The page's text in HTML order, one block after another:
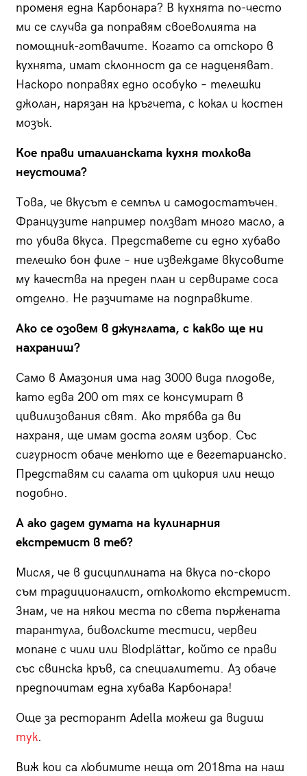
променя една Карбонара? В кухнята по-често
ми се случва да поправям своеволията на
помощник-готвачите. Когато са отскоро в
кухнята, имат склонност да се надценяват.
Наскоро поправях едно особуко – телешки
джолан, нарязан на кръгчета, с кокал и костен
мозък.
Кое прави италианската кухня толкова
неустоима?
Това, че вкусът е семпъл и самодостатъчен.
Французите например ползват много масло, а
то убива вкуса. Представете си едно хубаво
телешко бон филе – ние извеждаме вкусовите
му качества на преден план и сервираме соса
отделно. Не разчитаме на подправките.
Ако се озовем в джунглата, с какво ще ни
нахраниш?
Само в Амазония има над 3000 вида плодове,
като едва 200 от тях се консумират в
цивилизования свят. Ако трябва да ви
нахраня, ще имам доста голям избор. Със
сигурност обаче менюто ще е вегетарианско.
Представям си салата от цикория или нещо
подобно.
А ако дадем думата на кулинарния
екстремист в теб?
Мисля, че в дисциплината на вкуса по-скоро
съм традиционалист, отколкото екстремист.
Знам, че на някои места по света пържената
тарантула, биволските тестиси, червеи
мопане с чили или Blodplättar, който се прави
със свинска кръв, са специалитети. Аз обаче
предпочитам една хубава Карбонара!
Още за ресторант Adella можеш да видиш
тук.
Виж кои са любимите неща от 2018та на наш